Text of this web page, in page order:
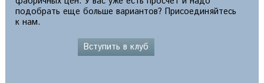
подобрать еще больше вариантов? Присоединяйтесь
к нам.
Вступить в клуб